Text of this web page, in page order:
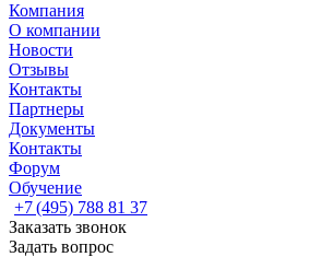
Компания
О компании
Новости
Отзывы
Контакты
Партнеры
Документы
Контакты
Форум
Обучение
+7 (495) 788 81 37
Заказать звонок
Задать вопрос